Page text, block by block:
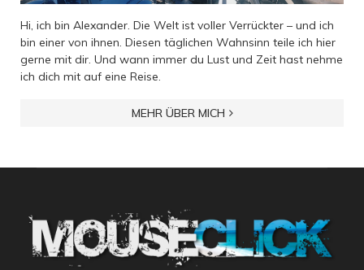
Hi, ich bin Alexander. Die Welt ist voller Verrückter – und ich
bin einer von ihnen. Diesen täglichen Wahnsinn teile ich hier
gerne mit dir. Und wann immer du Lust und Zeit hast nehme
ich dich mit auf eine Reise.
MEHR ÜBER MICH